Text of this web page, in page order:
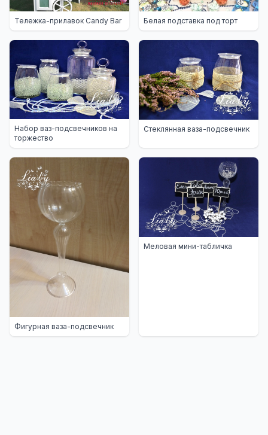
Тележка-прилавок Candy Bar Белая подставка под торт
Набор ваз-подсвечников на
торжество
Стеклянная ваза-подсвечник
Фигурная ваза-подсвечник
Меловая мини-табличка